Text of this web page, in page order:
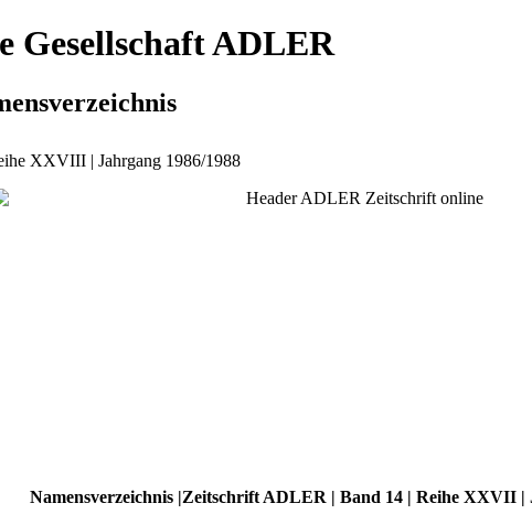
Gesellschaft ADLER
XXVIII | Jahrgang 1986/1988
Namensverzeichnis |Zeitschrift ADLER | Band 14 | Reihe XXVII |